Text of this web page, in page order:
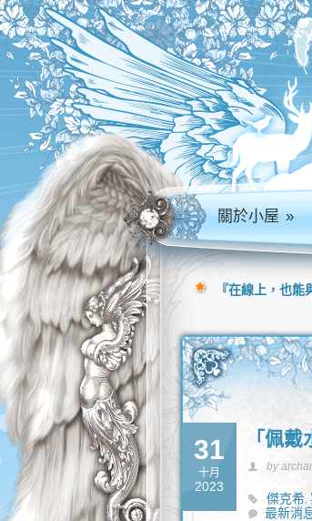
關於小屋»
31
十月
2023
「佩
by
傑克希,
最新消
『在線上，也能